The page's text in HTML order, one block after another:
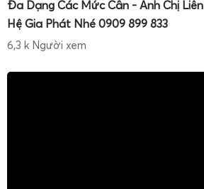
Đa Dạng Các Mức Cân - Anh Chị Liên
Hệ Gia Phát Nhé 0909 899 833
6,3 k Người xem